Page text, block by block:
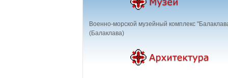
Военно-морской музейный комплекс
(Балаклава)